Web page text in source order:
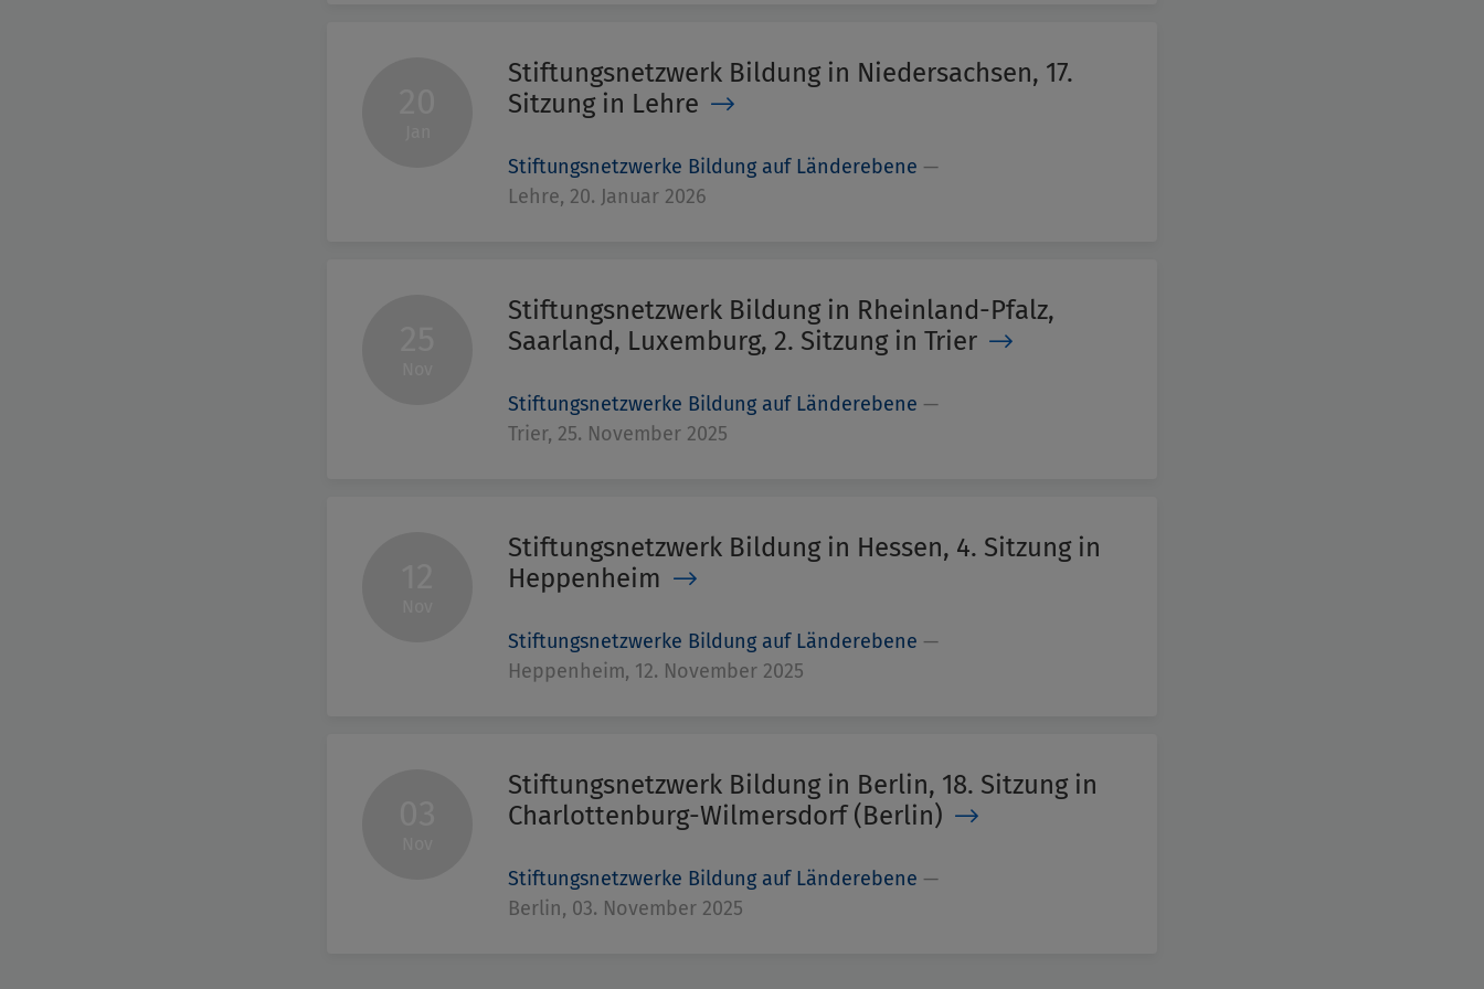
Stiftungsnetzwerk Bildung in Niedersachsen, 17.
Sitzung in Lehre
Stiftungsnetzwerke Bildung auf Länderebene —
Lehre, 20. Januar 2026
Stiftungsnetzwerk Bildung in Rheinland-Pfalz,
Saarland, Luxemburg, 2. Sitzung in Trier
Stiftungsnetzwerke Bildung auf Länderebene —
Trier, 25. November 2025
Stiftungsnetzwerk Bildung in Hessen, 4. Sitzung in
Heppenheim
Stiftungsnetzwerke Bildung auf Länderebene —
Heppenheim, 12. November 2025
Stiftungsnetzwerk Bildung in Berlin, 18. Sitzung in
Charlottenburg-Wilmersdorf (Berlin)
Stiftungsnetzwerke Bildung auf Länderebene —
Berlin, 03. November 2025